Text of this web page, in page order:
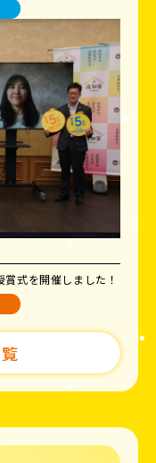
賞式を開催しました！